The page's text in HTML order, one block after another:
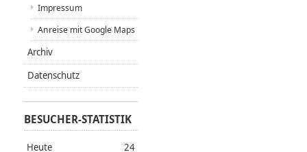
Impressum
Anreise mit Google Maps
Archiv
Datenschutz
BESUCHER-STATISTIK
Heute
24